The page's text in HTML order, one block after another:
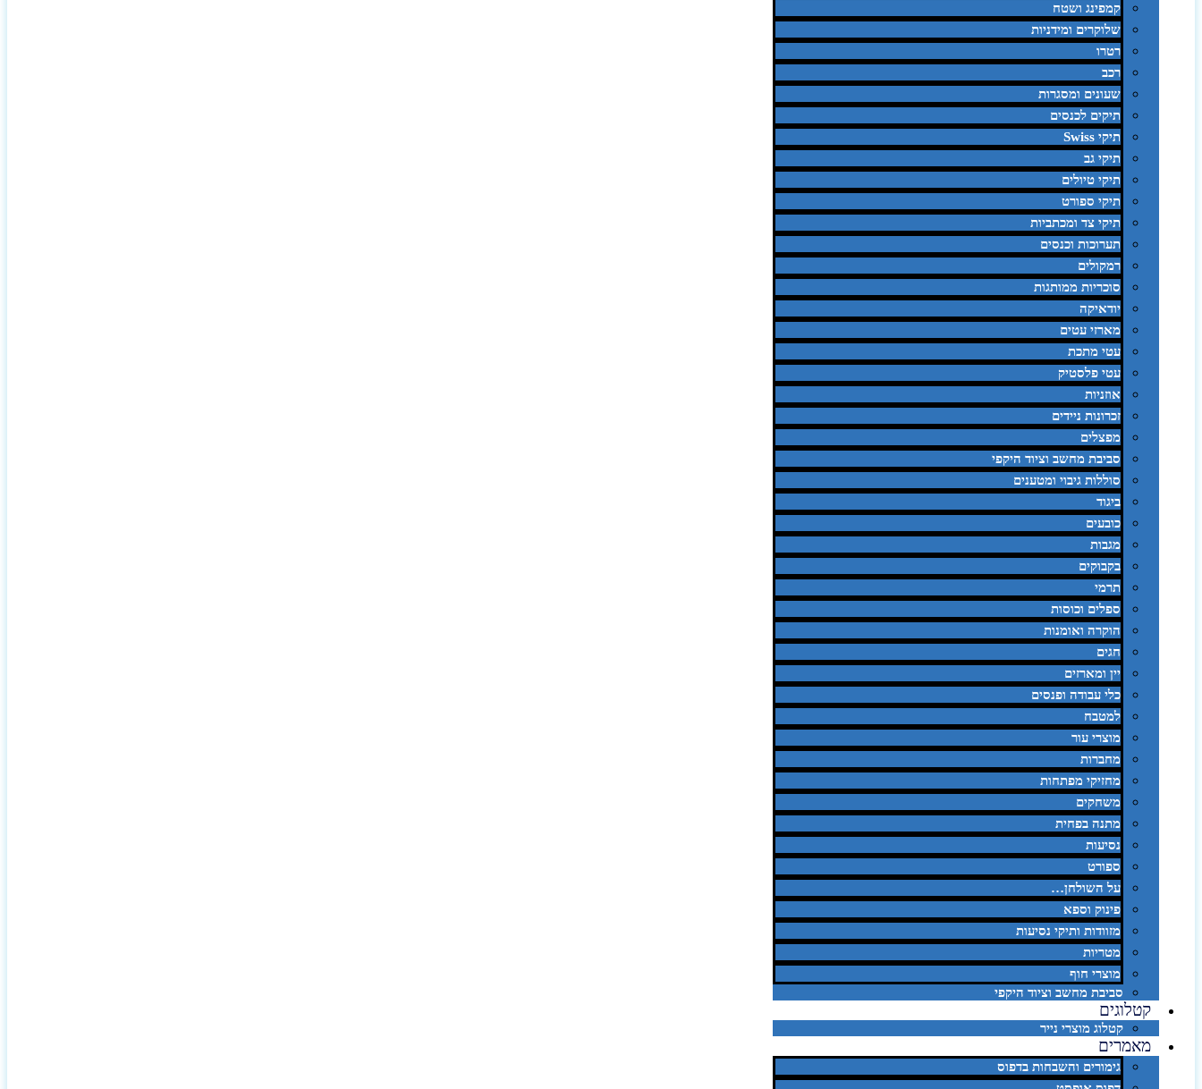
קמפינג ושטח
שלוקרים ומידניות
רטרו
רכב
שעונים ומסגרות
תיקים לכנסים
תיקי Swiss
תיקי גב
תיקי טיולים
תיקי ספורט
תיקי צד ומכתביות
תערוכות וכנסים
רמקולים
סוכריות ממותגות
יודאיקה
מארזי עטים
עטי מתכת
עטי פלסטיק
אוזניות
זכרונות ניידים
מפצלים
סביבת מחשב וציוד היקפי
סוללות גיבוי ומטענים
ביגוד
כובעים
מגבות
בקבוקים
תרמי
ספלים וכוסות
הוקרה ואומנות
חגים
יין ומארזים
כלי עבודה ופנסים
למטבח
מוצרי עור
מחברות
מחזיקי מפתחות
משחקים
מתנה בפחית
נסיעות
ספורט
על השולחן…
פינוק וספא
מזוודות ותיקי נסיעות
מטריות
מוצרי חוף
סביבת מחשב וציוד היקפי
קטלוגים
קטלוג מוצרי נייר
מאמרים
גימורים והשבחות בדפוס